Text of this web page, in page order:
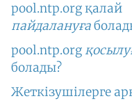
pool.ntp.org қалай
пайдалануға
pool.ntp.org
болады?
Жеткізушілерге